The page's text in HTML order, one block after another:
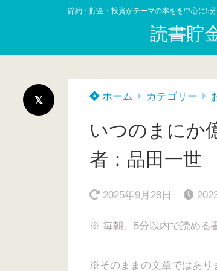
節約・貯金・投資がテーマの本をを中心に5
読書貯
ホーム カテゴリー
いつのまにか
者：品田一世
2025年9月28日
※ 毎朝、5分以内で読める
※そのままの文章ではあり